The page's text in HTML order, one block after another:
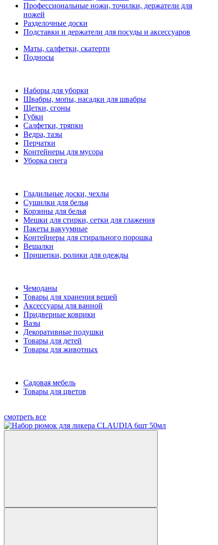
Профессиональные ножи, точилки, держатели для
ножей
Разделочные доски
Подставки и держатели для посуды и аксессуаров
Маты, салфетки, скатерти
Подносы
Наборы для уборки
Швабры, мопы, насадки для швабры
Щетки, сгоны
Губки
Салфетки, тряпки
Ведра, тазы
Перчатки
Контейнеры для мусора
Уборка снега
Гладильные доски, чехлы
Сушилки для белья
Корзины для белья
Мешки для стирки, сетки для глажения
Пакеты вакуумные
Контейнеры для стирального порошка
Вешалки
Прищепки, ролики для одежды
Чемоданы
Товары для хранения вещей
Аксессуары для ванной
Придверные коврики
Вазы
Декоративные подушки
Товары для детей
Товары для животных
Садовая мебель
Товары для цветов
смотреть все